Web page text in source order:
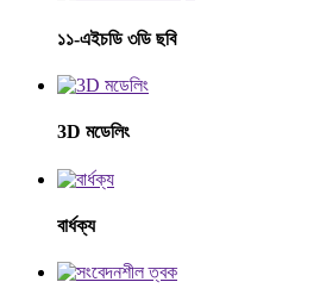
১১-এইচডি ৩ডি ছবি
3D মডেলিং
বার্ধক্য